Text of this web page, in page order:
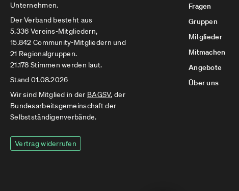
Unternehmen.
Der Verband besteht aus
5.336 Vereins-Mitgliedern,
15.842 Community-Mitgliedern und
21 Regionalgruppen.
21.178 Stimmen werden laut.
Stand 01.08.2026
Wir sind Mitglied in der BAGSV, der
Bundesarbeitsgemeinschaft der
Selbstständigenverbände.
Vertrag widerrufen
Fragen
Gruppen
Mitglieder
Mitmachen
Angebote
Über uns